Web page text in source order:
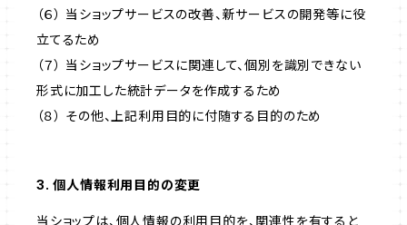
（６） 当ショップサービスの改善、新サービスの開発等に役
立てるため
（７） 当ショップサービスに関連して、個別を識別できない
形式に加工した統計データを作成するため
（８） その他、上記利用目的に付随する目的のため
3. 個人情報利用目的の変更
当ショップは、個人情報の利用目的を、関連性を有すると